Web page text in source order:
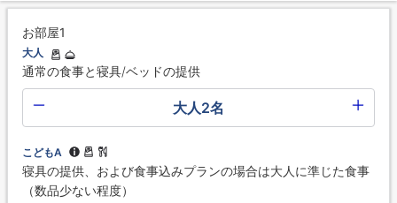
お部屋1
大人
通常の食事と寝具/ベッドの提供
大人2名
こどもA
寝具の提供、および食事込みプランの場合は大人に準じた食事
（数品少ない程度）